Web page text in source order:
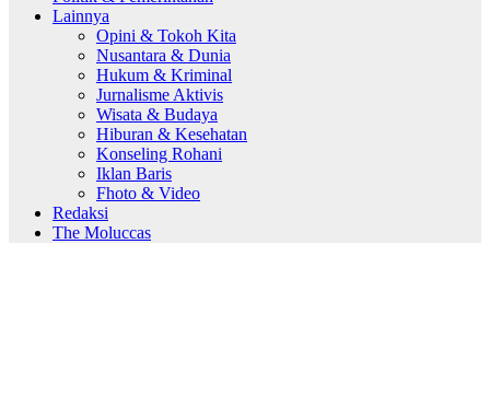
Lainnya
Opini & Tokoh Kita
Nusantara & Dunia
Hukum & Kriminal
Jurnalisme Aktivis
Wisata & Budaya
Hiburan & Kesehatan
Konseling Rohani
Iklan Baris
Fhoto & Video
Redaksi
The Moluccas